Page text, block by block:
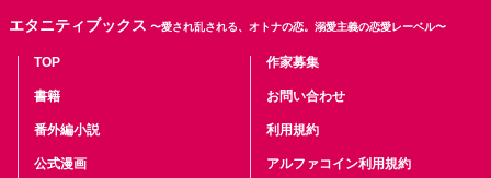
エタニティブックス 〜愛され乱される、オトナの恋。溺愛主義の恋愛レーベル〜
TOP
書籍
番外編小説
公式漫画
作家募集
お問い合わせ
利用規約
アルファコイン利用規約